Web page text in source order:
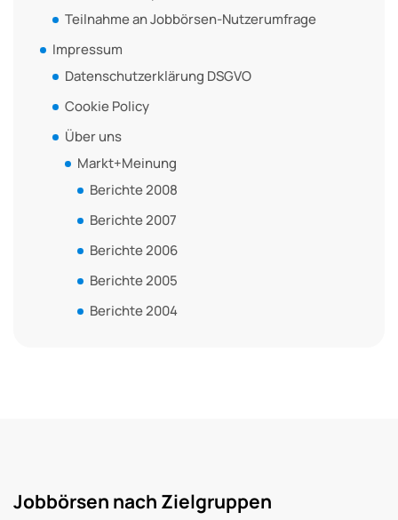
Teilnahme an Jobbörsen-Nutzerumfrage
Impressum
Datenschutzerklärung DSGVO
Cookie Policy
Über uns
Markt+Meinung
Berichte 2008
Berichte 2007
Berichte 2006
Berichte 2005
Berichte 2004
Jobbörsen nach Zielgruppen